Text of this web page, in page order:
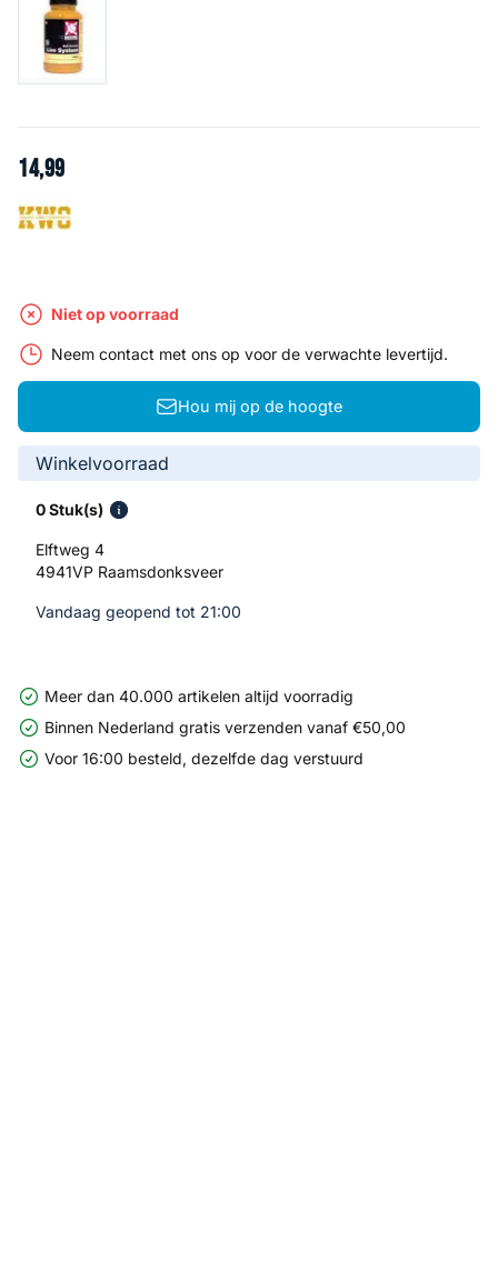
14,99
Niet op voorraad
Neem contact met ons op voor de verwachte levertijd.
Hou mij op de hoogte
Winkelvoorraad
0 Stuk(s)
Elftweg 4
4941VP Raamsdonksveer
Vandaag geopend tot 21:00
Meer dan 40.000 artikelen altijd voorradig
Binnen Nederland gratis verzenden vanaf €50,00
Voor 16:00 besteld, dezelfde dag verstuurd